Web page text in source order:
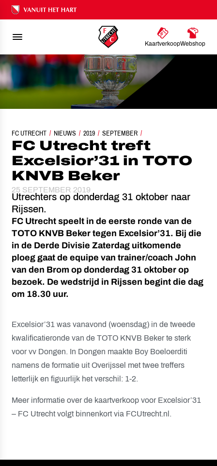
Ons nalatenschap
KaartverkoopWebshop
FC UTRECHT NIEUWS 2019 SEPTEMBER
FC UTRECHT TREFT EXCELSIOR’31 IN TOTO KNVB
FC Utrecht treft
Excelsior’31 in TOTO
KNVB Beker
25 SEPTEMBER 2019
Utrechters op donderdag 31 oktober naar
Rijssen.
FC Utrecht speelt in de eerste ronde van de
TOTO KNVB Beker tegen Excelsior’31. Bij die
in de Derde Divisie Zaterdag uitkomende
ploeg gaat de equipe van trainer/coach John
van den Brom op donderdag 31 oktober op
bezoek. De wedstrijd in Rijssen begint die dag
om 18.30 uur.
Excelsior’31 was vanavond (woensdag) in de tweede
kwalificatieronde van de TOTO KNVB Beker te sterk
voor vv Dongen. In Dongen maakte Boy Boeloerditi
namens de formatie uit Overijssel met twee treffers
letterlijk en figuurlijk het verschil: 1-2.
Meer informatie over de kaartverkoop voor Excelsior’31
– FC Utrecht volgt binnenkort via FCUtrecht.nl.